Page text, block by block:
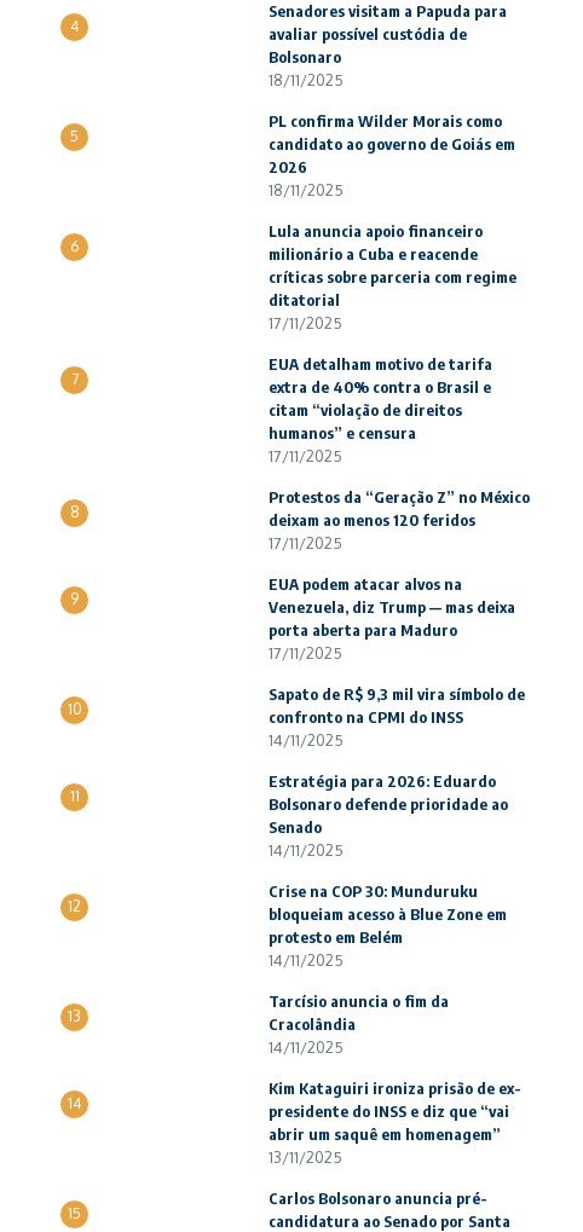
4
Senadores visitam a Papuda para
avaliar possível custódia de
Bolsonaro
18/11/2025
5
PL confirma Wilder Morais como
candidato ao governo de Goiás em
2026
18/11/2025
6
Lula anuncia apoio financeiro
milionário a Cuba e reacende
críticas sobre parceria com regime
ditatorial
17/11/2025
7
EUA detalham motivo de tarifa
extra de 40% contra o Brasil e
citam “violação de direitos
humanos” e censura
17/11/2025
8
Protestos da “Geração Z” no México
deixam ao menos 120 feridos
17/11/2025
9
EUA podem atacar alvos na
Venezuela, diz Trump — mas deixa
porta aberta para Maduro
17/11/2025
10
Sapato de R$ 9,3 mil vira símbolo de
confronto na CPMI do INSS
14/11/2025
11
Estratégia para 2026: Eduardo
Bolsonaro defende prioridade ao
Senado
14/11/2025
12
Crise na COP 30: Munduruku
bloqueiam acesso à Blue Zone em
protesto em Belém
14/11/2025
13
Tarcísio anuncia o fim da
Cracolândia
14/11/2025
14
Kim Kataguiri ironiza prisão de ex-
presidente do INSS e diz que “vai
abrir um saquê em homenagem”
13/11/2025
15
Carlos Bolsonaro anuncia pré-
candidatura ao Senado por Santa